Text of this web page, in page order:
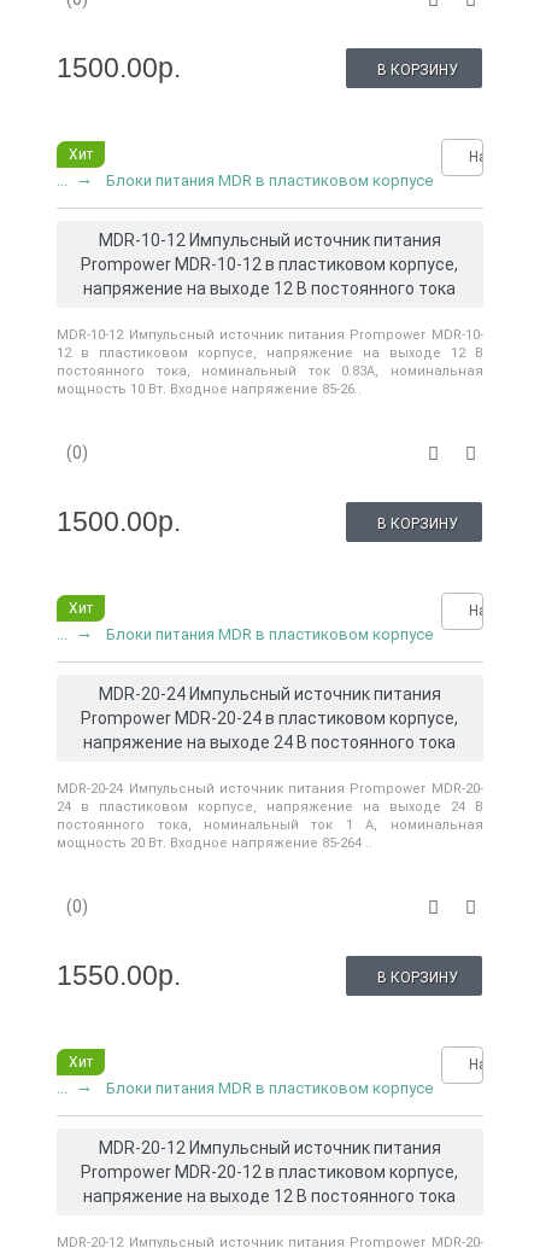
0
1500.00р. В КОРЗИНУ
Хит Нашли
... Блоки питания MDR в пластиковом корпусе
MDR-10-12 Импульсный источник питания
Prompower MDR-10-12 в пластиковом корпусе,
напряжение на выходе 12 В постоянного тока
MDR-10-12 Импульсный источник питания Prompower MDR-10-
12 в пластиковом корпусе, напряжение на выходе 12 В
постоянного тока, номинальный ток 0.83A, номинальная
мощность 10 Вт. Входное напряжение 85-26..
(0)
1500.00р. В КОРЗИНУ
Хит Нашли
... Блоки питания MDR в пластиковом корпусе
MDR-20-24 Импульсный источник питания
Prompower MDR-20-24 в пластиковом корпусе,
напряжение на выходе 24 В постоянного тока
MDR-20-24 Импульсный источник питания Prompower MDR-20-
24 в пластиковом корпусе, напряжение на выходе 24 В
постоянного тока, номинальный ток 1 A, номинальная
мощность 20 Вт. Входное напряжение 85-264 ..
(0)
1550.00р. В КОРЗИНУ
Хит Нашли
... Блоки питания MDR в пластиковом корпусе
MDR-20-12 Импульсный источник питания
Prompower MDR-20-12 в пластиковом корпусе,
напряжение на выходе 12 В постоянного тока
MDR-20-12 Импульсный источник питания Prompower MDR-20-